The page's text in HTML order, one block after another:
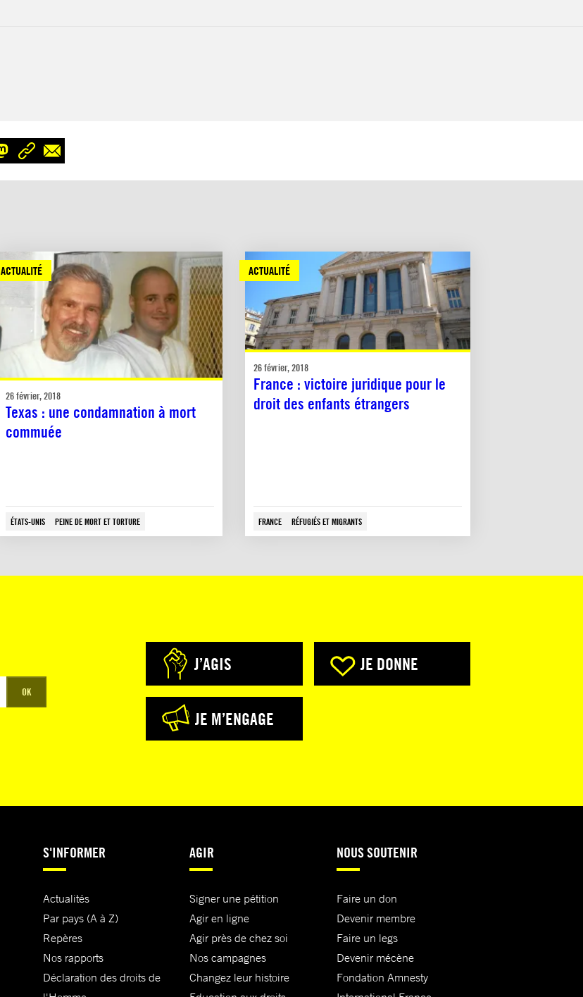
ACTUALITÉ
26 février, 2018
Texas : une condamnation à mort
commuée
ÉTATS-UNIS PEINE DE MORT ET TORTURE
ACTUALITÉ
26 février, 2018
France : victoire juridique pour le
droit des enfants étrangers
FRANCE RÉFUGIÉS ET MIGRANTS
OK
J’AGIS JE DONNE
JE M’ENGAGE
S'INFORMER
Actualités
Par pays (A à Z)
Repères
Nos rapports
Déclaration des droits de
AGIR
Signer une pétition
Agir en ligne
Agir près de chez soi
Nos campagnes
Changez leur histoire
NOUS SOUTENIR
Faire un don
Devenir membre
Faire un legs
Devenir mécène
Fondation Amnesty